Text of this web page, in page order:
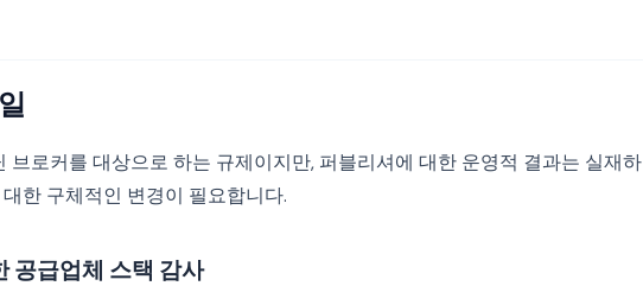
로커를 대상으로 하는 규제이지만, 퍼블리셔에 대한 운영적 결과는 실재하
한 구체적인 변경이 필요합니다.
공급업체 스택 감사